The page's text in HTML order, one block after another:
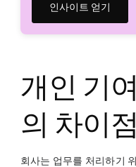
인사이트 얻기
개인 기
의 차이점
회사는 업무를 처리하기